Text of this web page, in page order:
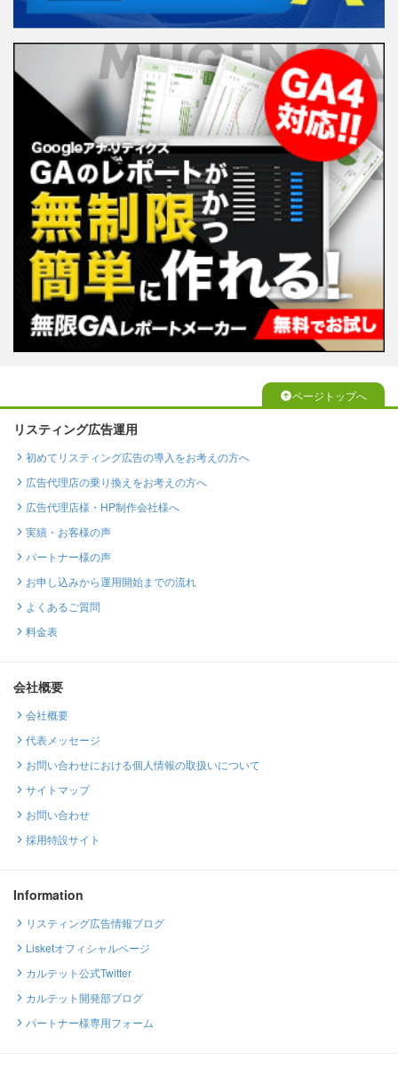
ページトップへ
リスティング広告運用
初めてリスティング広告の導入をお考えの方へ
広告代理店の乗り換えをお考えの方へ
広告代理店様・HP制作会社様へ
実績・お客様の声
パートナー様の声
お申し込みから運用開始までの流れ
よくあるご質問
料金表
会社概要
会社概要
代表メッセージ
お問い合わせにおける個人情報の取扱いについて
サイトマップ
お問い合わせ
採用特設サイト
Information
リスティング広告情報ブログ
Lisketオフィシャルページ
カルテット公式Twitter
カルテット開発部ブログ
パートナー様専用フォーム